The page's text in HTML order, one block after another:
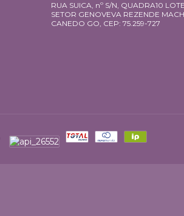
RUA SUICA, nº S/N, QUADRA10
SETOR GENOVEVA REZENDE
CANEDO GO, CEP: 75.259-727